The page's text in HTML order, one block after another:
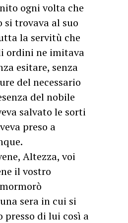
ogni volta che
si trovava al suo
la servitù che
ordini ne imitava
esitare, senza
del necessario
del nobile
salvato le sorti
preso a
Altezza, voi
il vostro
sera in cui si
presso di lui così a